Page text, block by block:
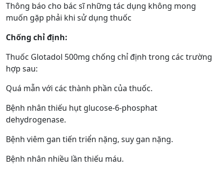
Thông báo cho bác sĩ những tác dụng không mong
muốn gặp phải khi sử dụng thuốc
Chống chỉ định:
Thuốc Glotadol 500mg chống chỉ định trong các trường
hợp sau:
Quá mẫn với các thành phần của thuốc.
Bệnh nhân thiếu hụt glucose-6-phosphat
dehydrogenase.
Bệnh viêm gan tiến triển nặng, suy gan nặng.
Bệnh nhân nhiều lần thiếu máu.